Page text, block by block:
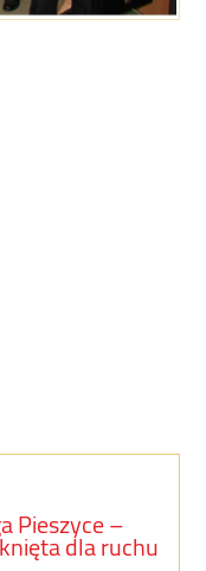
Pieszyce –
dla ruchu